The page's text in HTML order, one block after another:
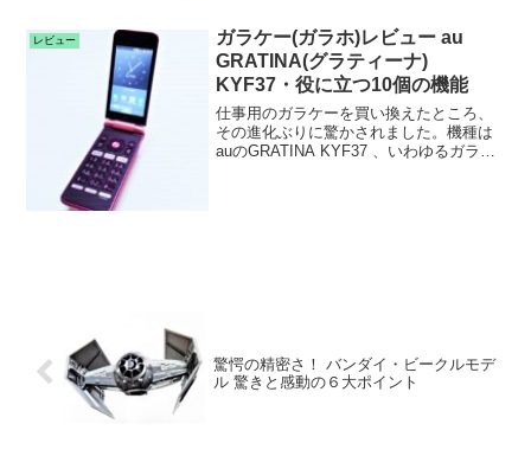
レビュー
ガラケー(ガラホ)レビュー au
GRATINA(グラティーナ)
KYF37・役に立つ10個の機能
仕事用のガラケーを買い換えたところ、
その進化ぶりに驚かされました。機種は
auのGRATINA KYF37 、いわゆるガラホ
驚愕の精密さ！ バンダイ・ビークルモデ
ル 驚きと感動の６大ポイント